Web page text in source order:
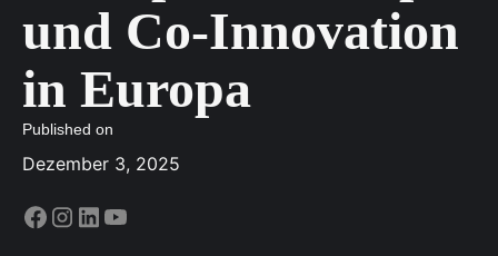
und Co-Innovation
in Europa
Published on
Dezember 3, 2025